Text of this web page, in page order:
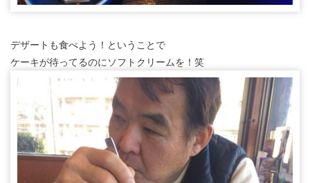
デザートも食べよう！ということで
ケーキが待ってるのにソフトクリームを！笑